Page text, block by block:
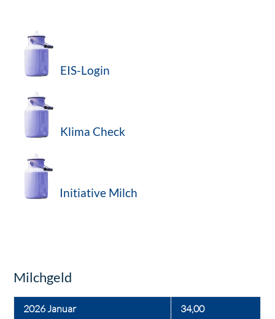
EIS-Login
Klima Check
Initiative Milch
Milchgeld
2026 Januar
34,00